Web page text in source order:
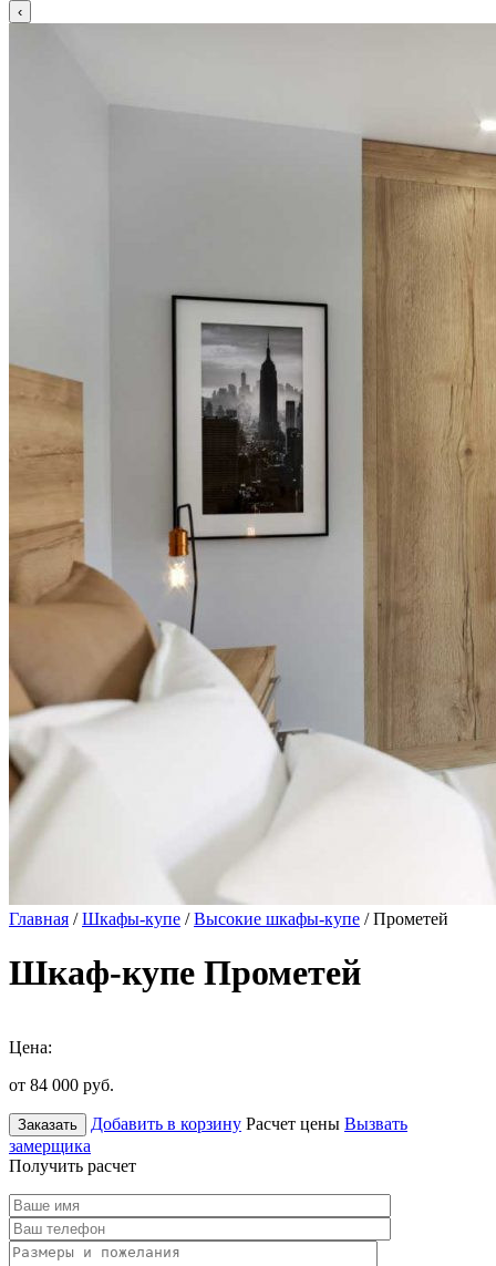
Главная /Шкафы-купе /Высокие шкафы-купе / Прометей
Шкаф-купе Прометей
Цена:
от 84 000 руб.
Заказать Добавить в корзину Расчет цены Вызвать
замерщика
Получить расчет